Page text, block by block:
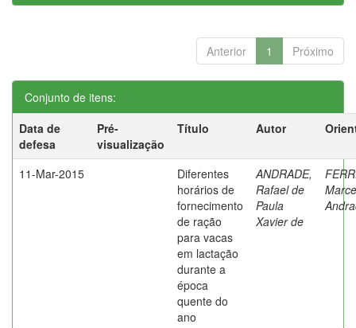
Anterior 1 Próximo
Conjunto de itens:
Data de
defesa
Pré-
visualização
Título Autor
11-Mar-2015
Diferentes
horários de
fornecimento
de ração
para vacas
em lactação
durante a
época
quente do
ano
ANDRADE,
Rafael de
Paula
Xavier de